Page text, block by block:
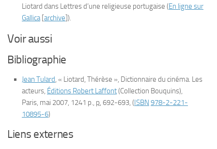
Liotard dans Lettres d’une religieuse portugaise (En ligne sur
Gallica[archive]).
Voir aussi
Bibliographie
Jean Tulard, « Liotard, Thérèse », Dictionnaire du cinéma. Les
acteurs, Éditions Robert Laffont(Collection Bouquins),
Paris, mai 2007, 1241 p., p. 692-693, (ISBN 978-2-221-
10895-6)
Liens externes